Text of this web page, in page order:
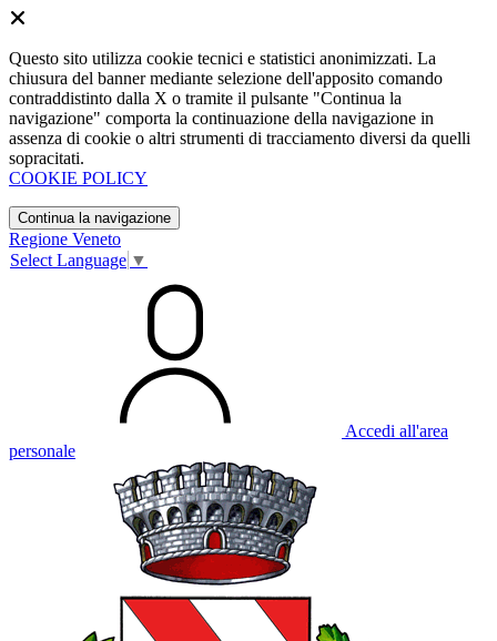
Questo sito utilizza cookie tecnici e statistici anonimizzati. La
chiusura del banner mediante selezione dell'apposito comando
contraddistinto dalla X o tramite il pulsante "Continua la
navigazione" comporta la continuazione della navigazione in
assenza di cookie o altri strumenti di tracciamento diversi da quelli
sopracitati.
COOKIE POLICY
Continua la navigazione
Regione Veneto
Select Language ▼
Accedi all'area
personale